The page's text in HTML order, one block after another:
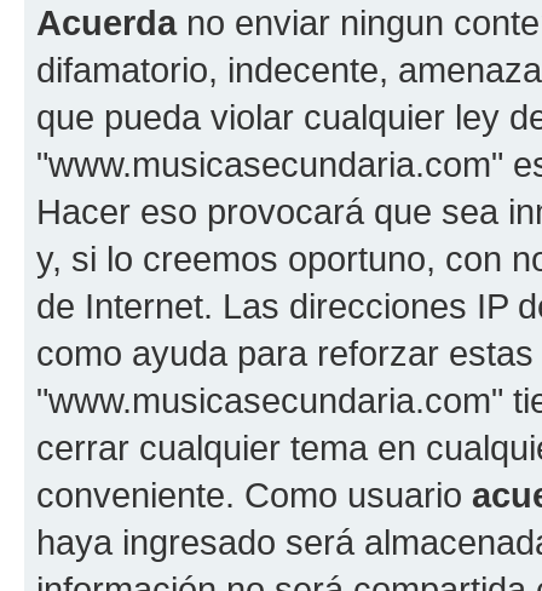
Acuerdano enviar ningun
difamatorio, indecente,
que pueda violar cualquier ley
"www.musicasecundaria.com"
Hacer eso provocará que sea
y, si lo creemos oportuno, con
de Internet. Las direcciones IP
como ayuda para reforzar
"www.musicasecundaria.com"
cerrar cualquier tema en
conveniente. Como usuario
haya ingresado será